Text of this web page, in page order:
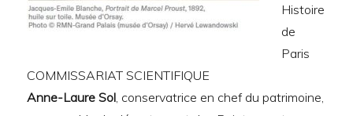
Histoire
de
Paris
COMMISSARIAT SCIENTIFIQUE
Anne-Laure Sol, conservatrice en chef du patrimoine,